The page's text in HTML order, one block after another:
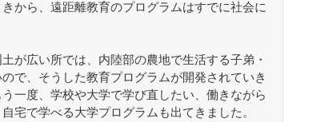
から、遠距離教育のプログラムはすでに社会に
が広い所では、内陸部の農地で生活する子弟・
で、そうした教育プログラムが開発されていき
一度、学校や大学で学び直したい、働きながら
宅で学べる大学プログラムも出てきました。